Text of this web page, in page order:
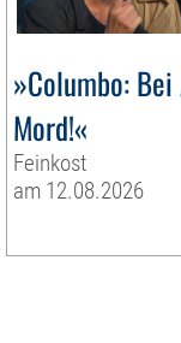
»Columbo:
Mord!«
Feinkost
am 12.08.2026